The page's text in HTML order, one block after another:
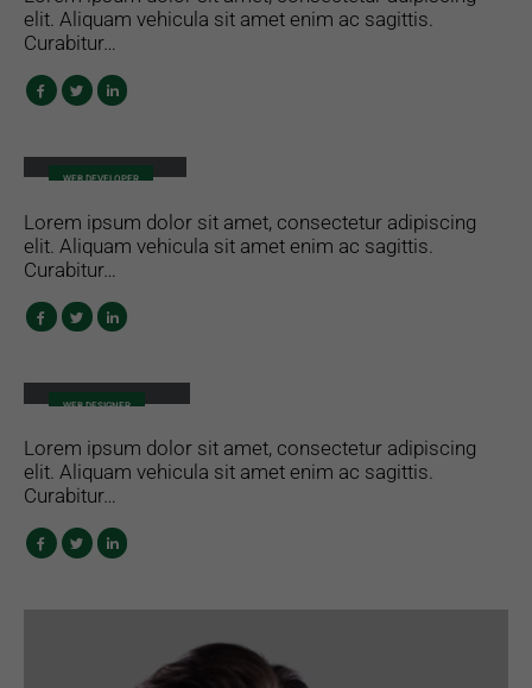
elit. Aliquam vehicula sit amet enim ac sagittis.
Curabitur…
WEB DEVELOPER
Lorem ipsum dolor sit amet, consectetur adipiscing
elit. Aliquam vehicula sit amet enim ac sagittis.
Curabitur…
WEB DESIGNER
Lorem ipsum dolor sit amet, consectetur adipiscing
elit. Aliquam vehicula sit amet enim ac sagittis.
Curabitur…